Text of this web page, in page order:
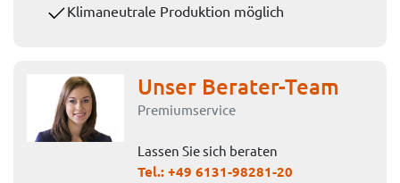
Klimaneutrale Produktion möglich
Unser Berater-Team
Premiumservice
Lassen Sie sich beraten
Tel.:+49 6131-98281-20